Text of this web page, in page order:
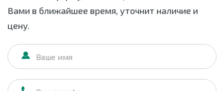
Вами в ближайшее время, уточнит наличие и
цену.